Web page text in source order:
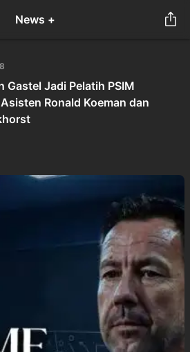
News +
Gastel Jadi Pelatih PSIM
Ronald Koeman dan